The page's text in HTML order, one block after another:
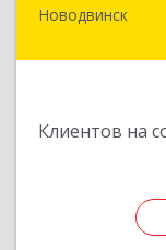
Новодвинск
Клиентов на
164902,